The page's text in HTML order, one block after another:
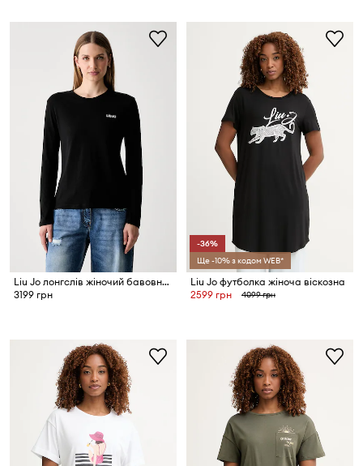
Liu Jo лонгслів жіночий бавовняний
3199 грн
-36%
Ще -10% з кодом WEB*
Liu Jo футболка жіноча віскозна
2599 грн
4099 грн